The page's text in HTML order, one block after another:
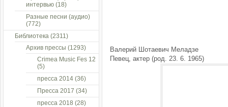
Валерий Шотаевич Меладзе
Певец, актер (род. 23. 6. 1965)
интервью (18)
Разные песни (аудио)
(772)
Библиотека (2311)
Архив прессы (1293)
Crimea Music Fes 12
(5)
пресса 2014 (36)
Пресса 2017 (34)
пресса 2018 (28)